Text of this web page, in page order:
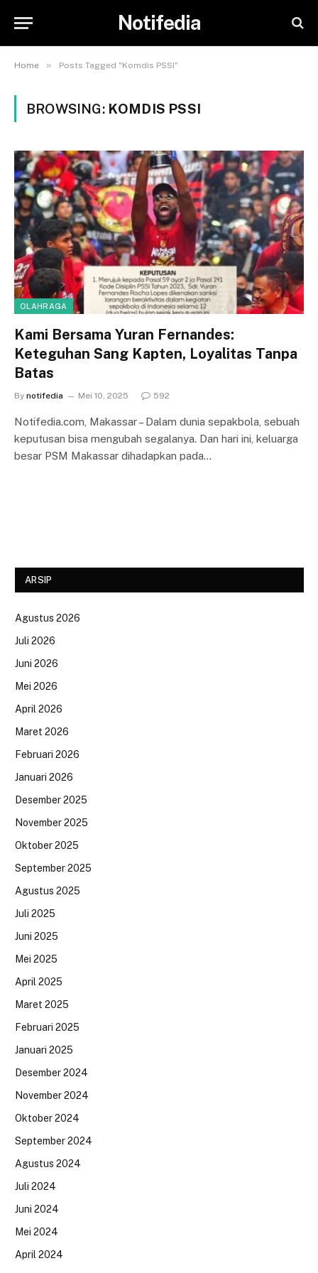
Notifedia
Home » Posts Tagged "Komdis PSSI"
BROWSING: KOMDIS PSSI
OLAHRAGA
Kami Bersama Yuran Fernandes:
Keteguhan Sang Kapten, Loyalitas Tanpa
Batas
By notifedia Mei 10, 2025 592
Notifedia.com, Makassar – Dalam dunia sepakbola, sebuah
keputusan bisa mengubah segalanya. Dan hari ini, keluarga
besar PSM Makassar dihadapkan pada…
ARSIP
Agustus 2026
Juli 2026
Juni 2026
Mei 2026
April 2026
Maret 2026
Februari 2026
Januari 2026
Desember 2025
November 2025
Oktober 2025
September 2025
Agustus 2025
Juli 2025
Juni 2025
Mei 2025
April 2025
Maret 2025
Februari 2025
Januari 2025
Desember 2024
November 2024
Oktober 2024
September 2024
Agustus 2024
Juli 2024
Juni 2024
Mei 2024
April 2024